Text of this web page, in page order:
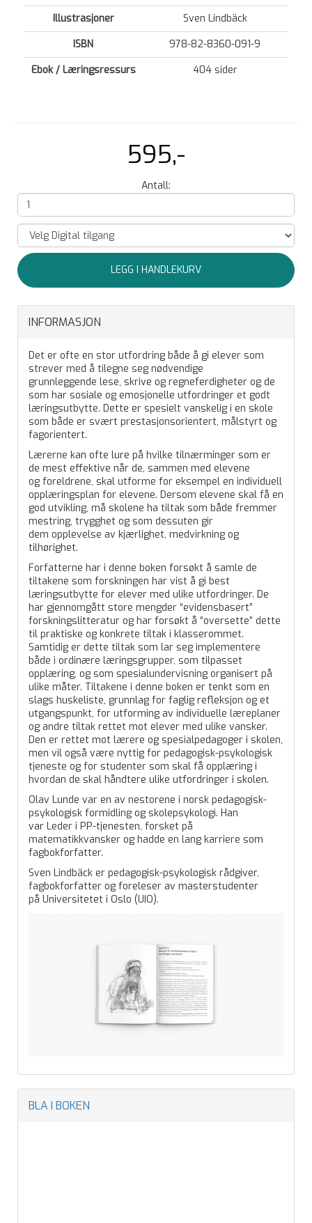
Illustrasjoner
Sven Lindbäck
ISBN
978-82-8360-091-9
Ebok / Læringsressurs
404 sider
595,-
Antall:
LEGG I HANDLEKURV
INFORMASJON
Det er ofte en stor utfordring både å gi elever som
strever med å tilegne seg nødvendige
grunnleggende lese, skrive og regneferdigheter og de
som har sosiale og emosjonelle utfordringer et godt
læringsutbytte. Dette er spesielt vanskelig i en skole
som både er svært prestasjonsorientert, målstyrt og
fagorientert.
Lærerne kan ofte lure på hvilke tilnærminger som er
de mest effektive når de, sammen med elevene
og foreldrene, skal utforme for eksempel en individuell
opplæringsplan for elevene. Dersom elevene skal få en
god utvikling, må skolene ha tiltak som både fremmer
mestring, trygghet og som dessuten gir
dem opplevelse av kjærlighet, medvirkning og
tilhørighet.
Forfatterne har i denne boken forsøkt å samle de
tiltakene som forskningen har vist å gi best
læringsutbytte for elever med ulike utfordringer. De
har gjennomgått store mengder “evidensbasert”
forskningslitteratur og har forsøkt å “oversette” dette
til praktiske og konkrete tiltak i klasserommet.
Samtidig er dette tiltak som lar seg implementere
både i ordinære læringsgrupper, som tilpasset
opplæring, og som spesialundervisning organisert på
ulike måter. Tiltakene i denne boken er tenkt som en
slags huskeliste, grunnlag for faglig refleksjon og et
utgangspunkt, for utforming av individuelle læreplaner
og andre tiltak rettet mot elever med ulike vansker.
Den er rettet mot lærere og spesialpedagoger i skolen,
men vil også være nyttig for pedagogisk-psykologisk
tjeneste og for studenter som skal få opplæring i
hvordan de skal håndtere ulike utfordringer i skolen.
Olav Lunde var en av nestorene i norsk pedagogisk-
psykologisk formidling og skolepsykologi. Han
var Leder i PP-tjenesten, forsket på
matematikkvansker og hadde en lang karriere som
fagbokforfatter.
Sven Lindbäck er pedagogisk-psykologisk rådgiver,
fagbokforfatter og foreleser av masterstudenter
på Universitetet i Oslo (UIO).
BLA I BOKEN